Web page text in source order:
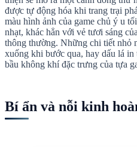
được tự động hóa khi trang trại
màu hình ảnh của game chủ ý u
nhạt, khác hẳn với vẻ tươi sáng
thông thường. Những chi tiết nhỏ
xuống khi bước qua, hay dấu lá in
bầu không khí đặc trưng của tựa
Bí ẩn và nỗi kinh